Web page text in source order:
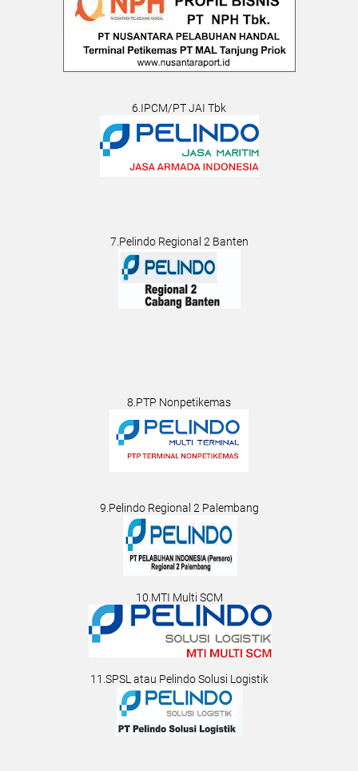
6.IPCM/PT JAI Tbk
7.Pelindo Regional 2 Banten
8.PTP Nonpetikemas
9.Pelindo Regional 2 Palembang
10.MTI Multi SCM
11.SPSL atau Pelindo Solusi Logistik